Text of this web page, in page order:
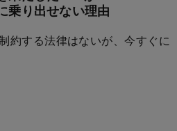
乗り出せない理由
約する法律はないが、今すぐに